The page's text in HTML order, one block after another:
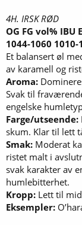
4H. IRSK RØD
OG FG vol% IBU
1044-1060 1010-
Et balansert øl
av karamell og
Aroma:
Svak til
engelske
Farge/utseende:
skum. Klar til lett
Smak: Moderat
ristet malt i
svak karakter av
humlebitterhet.
Kropp: Lett til
Eksempler: